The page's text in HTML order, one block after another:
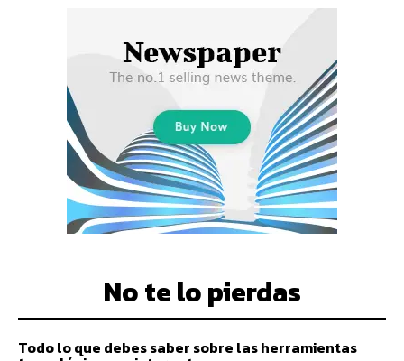
No te lo pierdas
Todo lo que debes saber sobre las herramientas